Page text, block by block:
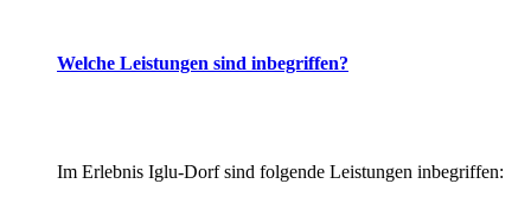
Welche Leistungen sind inbegriffen?
Im Erlebnis Iglu-Dorf sind folgende Leistungen inbegriffen: